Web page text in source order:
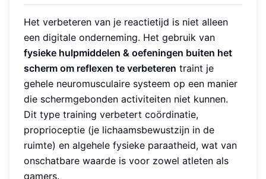
Het verbeteren van je reactietijd is niet alleen
een digitale onderneming. Het gebruik van
fysieke hulpmiddelen & oefeningen buiten het
scherm om reflexen te verbeteren traint je
gehele neuromusculaire systeem op een manier
die schermgebonden activiteiten niet kunnen.
Dit type training verbetert coördinatie,
proprioceptie (je lichaamsbewustzijn in de
ruimte) en algehele fysieke paraatheid, wat van
onschatbare waarde is voor zowel atleten als
gamers.